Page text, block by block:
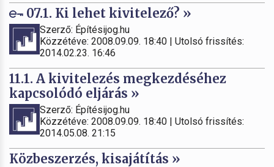
07.1. Ki lehet kivitelező? »
Szerző: Építésijog.hu
Közzétéve: 2008.09.09. 18:40 | Utolsó frissítés:
2014.02.23. 16:46
11.1. A kivitelezés megkezdéséhez
kapcsolódó eljárás »
Szerző: Építésijog.hu
Közzétéve: 2008.09.09. 18:40 | Utolsó frissítés:
2014.05.08. 21:15
Közbeszerzés, kisajátítás »